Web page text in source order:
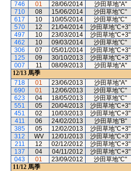
746
01 28/06/2014 沙田草地"A"
710
08 15/06/2014 沙田草地"C"
617
10 10/05/2014 沙田草地"C"
570
12 21/04/2014 沙田草地"C+3"
497
10 23/03/2014 沙田草地"C+3"
462
10 09/03/2014 沙田草地"C"
306
07 05/01/2014 沙田草地"C+3"
125
09 30/10/2013 沙田草地"C+3"
007
11 08/09/2013 沙田草地"A"
12/13 馬季
718
01 23/06/2013 沙田草地"A"
690
01 12/06/2013 沙田草地"C"
623
04 18/05/2013 沙田草地"C"
551
05 20/04/2013 沙田草地"C+3"
451
02 10/03/2013 沙田草地"C+3"
411
06 24/02/2013 沙田草地"B"
385
05 12/02/2013 沙田草地"C+3"
312
WV 12/01/2013 沙田草地"C+3"
211
12 02/12/2012 沙田草地"C+3"
137
04 04/11/2012 沙田草地"C+3"
043
01 23/09/2012 沙田草地"C"
11/12 馬季